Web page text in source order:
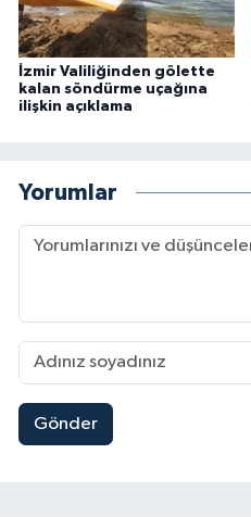
İzmir Valiliğinden gölette
kalan söndürme uçağına
ilişkin açıklama
Yorumlar
Gönder